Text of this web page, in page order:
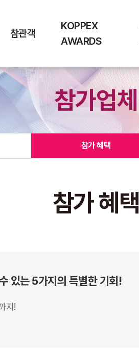
참관객
KOPPEX
AWARDS
참가업체
참가 혜택
참가 혜택
있는 5가지의 특별한 기회!
지!